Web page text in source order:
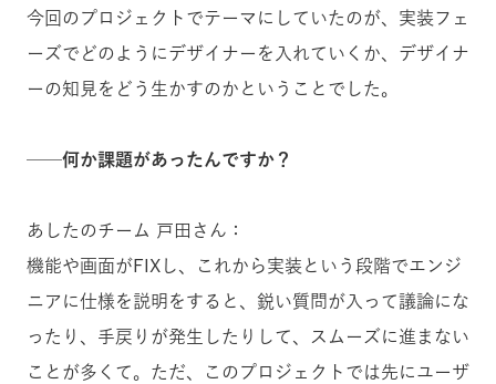
今回のプロジェクトでテーマにしていたのが、実装フェ
ーズでどのようにデザイナーを入れていくか、デザイナ
ーの知見をどう生かすのかということでした。
──何か課題があったんですか？
あしたのチーム 戸田さん：
機能や画面がFIXし、これから実装という段階でエンジ
ニアに仕様を説明をすると、鋭い質問が入って議論にな
ったり、手戻りが発生したりして、スムーズに進まない
ことが多くて。ただ、このプロジェクトでは先にユーザ